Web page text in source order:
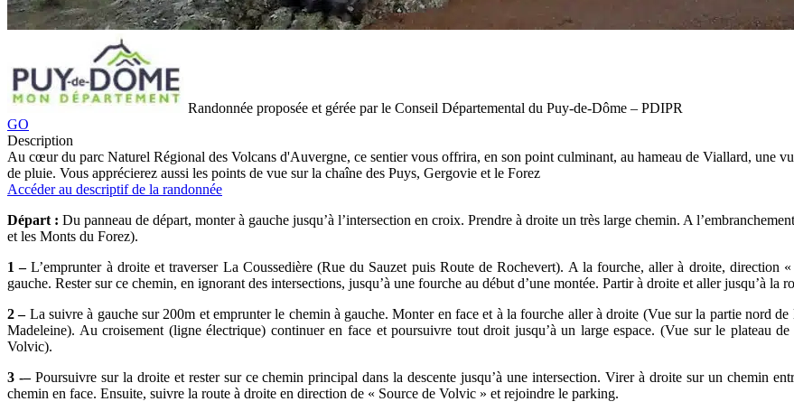
Randonnée proposée et gérée par le Conseil Départemental du Puy-de-Dôme – PDIPR
GO
Description
Au cœur du parc Naturel Régional des Volcans d'Auvergne, ce sentier vous offrira, en son point culminant, au hameau de Viallard, une
de pluie. Vous apprécierez aussi les points de vue sur la chaîne des Puys, Gergovie et le Forez
Accéder au descriptif de la randonnée
Départ : Du panneau de départ, monter à gauche jusqu’à l’intersection en croix. Prendre à droite un très large chemin. A
et les Monts du Forez).
1 –L’emprunter à droite et traverser La Coussedière (Rue du Sauzet puis Route de Rochevert). A la fourche, aller à droite,
gauche. Rester sur ce chemin, en ignorant des intersections, jusqu’à une fourche au début d’une montée. Partir à droite et aller jusqu’à la
2 –La suivre à gauche sur 200m et emprunter le chemin à gauche. Monter en face et à la fourche aller à droite (Vue sur la partie nord
Madeleine). Au croisement (ligne électrique) continuer en face et poursuivre tout droit jusqu’à un large espace. (Vue sur le plateau
Volvic).
3 -–Poursuivre sur la droite et rester sur ce chemin principal dans la descente jusqu’à une intersection. Virer à droite sur un chemin
chemin en face. Ensuite, suivre la route à droite en direction de « Source de Volvic » et rejoindre le parking.